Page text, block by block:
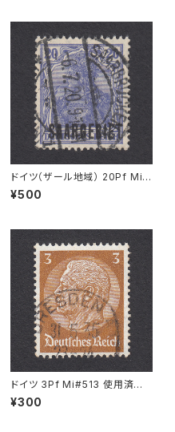
ドイツ（ザール地域） 20Pf Mi#
35 使用済み切手｜SAARBRÜ
CKEN 6.7.1920
¥500
ドイツ 3Pf Mi#513 使用済み
切手｜DRESDEN 31.5.1935
¥300